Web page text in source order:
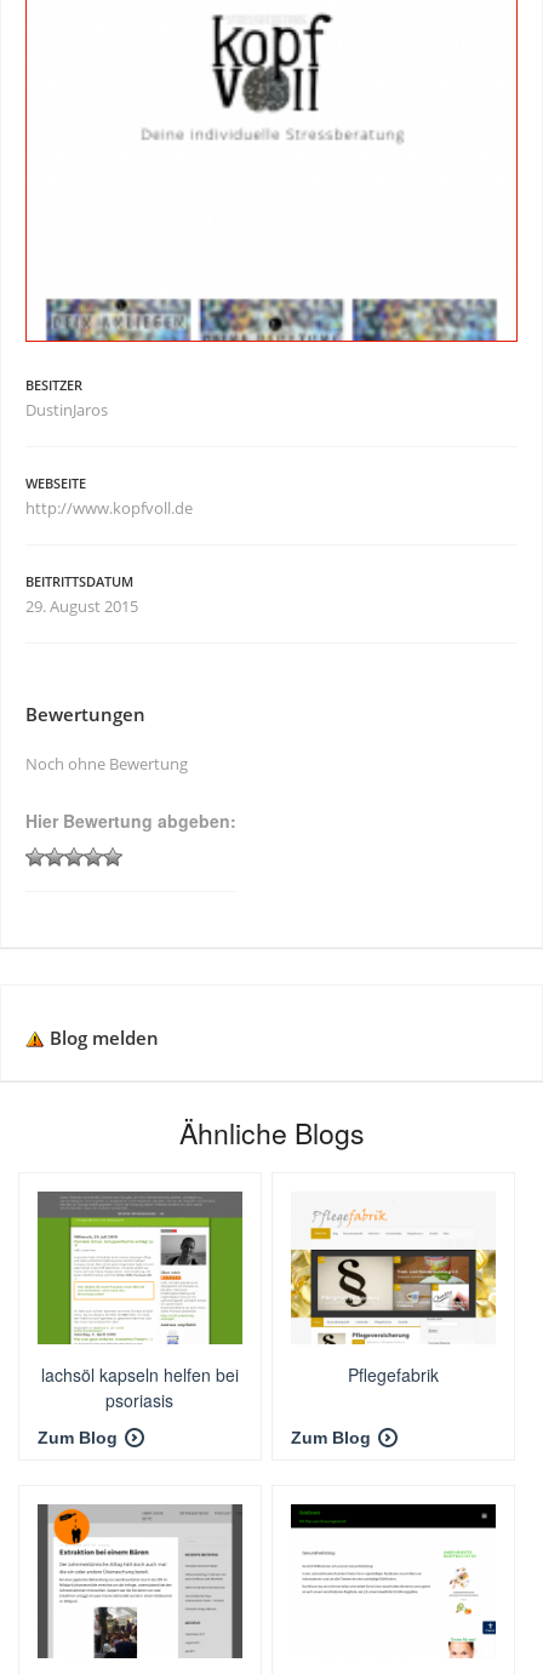
BESITZER
DustinJaros
WEBSEITE
http://www.kopfvoll.de
BEITRITTSDATUM
29. August 2015
Bewertungen
Noch ohne Bewertung
Hier Bewertung abgeben:
Blog melden
Ähnliche Blogs
lachsöl kapseln helfen bei
psoriasis
Zum Blog
Pflegefabrik
Zum Blog